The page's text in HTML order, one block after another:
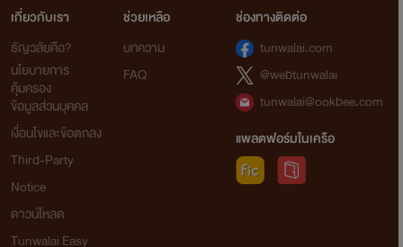
เกี่ยวกับเรา
ธัญวลัยคือ?
นโยบายการ
คุ้มครอง
ข้อมูลส่วนบุคคล
เงื่อนไขและข้อตกลง
Third-Party
Notice
ดาวน์โหลด
Tunwalai Easy
ช่วยเหลือ
บทความ
FAQ
ช่องทางติดต่อ
tunwalai.com
@webtunwalai
tunwalai@ookbee.com
แพลตฟอร์มในเครือ